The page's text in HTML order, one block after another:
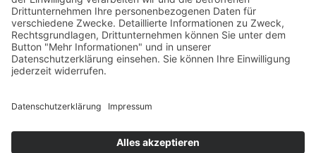
Unser Spendenkonto
Westfälische Genossenschaft des Johanniterordens
IBAN: DE52 4944 0043 0320 0060 02
BIC: COBADEFFXXX
Verwendungszweck: »Siret«
Spendenquittung benötigt.
© 2026 Mission Siret